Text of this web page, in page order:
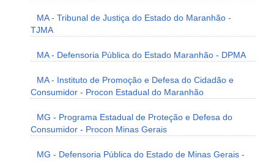
MA - Tribunal de Justiça do Estado do Maranhão -
TJMA
MA - Defensoria Pública do Estado Maranhão - DPMA
MA - Instituto de Promoção e Defesa do Cidadão e
Consumidor - Procon Estadual do Maranhão
MG - Programa Estadual de Proteção e Defesa do
Consumidor - Procon Minas Gerais
MG - Defensoria Pública do Estado de Minas Gerais -